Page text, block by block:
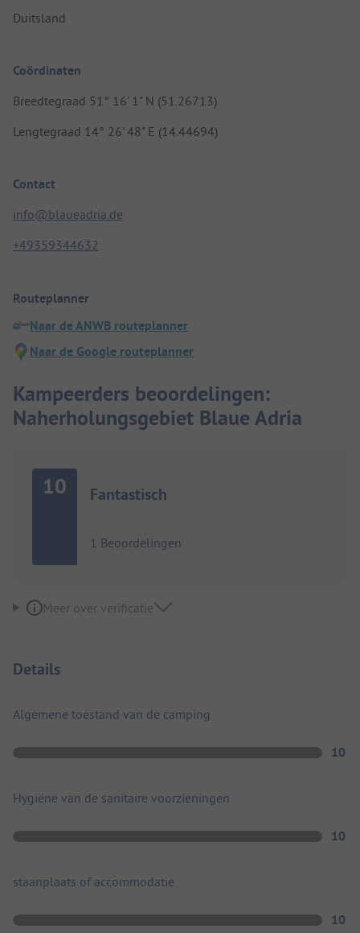
Duitsland
Coördinaten
Breedtegraad 51° 16' 1" N (51.26713)
Lengtegraad 14° 26' 48" E (14.44694)
Contact
info@blaueadria.de
+49359344632
Routeplanner
Naar de ANWB routeplanner
Naar de Google routeplanner
Kampeerders beoordelingen:
Naherholungsgebiet Blaue Adria
10 Fantastisch
1 Beoordelingen
Meer over verificatie
Details
Algemene toestand van de camping
10
Hygiëne van de sanitaire voorzieningen
10
staanplaats of accommodatie
10